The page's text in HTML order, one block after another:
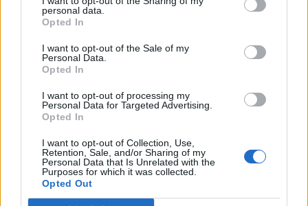
personal data.
Opted In
I want to opt-out of the Sale of my
Personal Data.
Opted In
I want to opt-out of processing my
Personal Data for Targeted Advertising.
Opted In
I want to opt-out of Collection, Use,
Retention, Sale, and/or Sharing of my
Personal Data that Is Unrelated with the
Purposes for which it was collected.
Opted Out
Kartagenoje prieš išplaukimą narai
patikrą. Tai viena iš priemonių kovai su
narkotikų kontrabanda.
Situaciją išsprendė mano vyresnysis kapitono